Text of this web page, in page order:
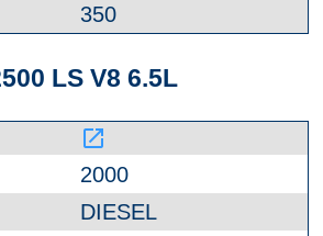
350
LS V8 6.5L
launch
2000
DIESEL